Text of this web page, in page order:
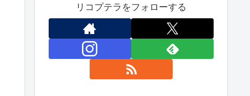
リコプテラをフォローする